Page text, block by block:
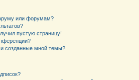
или форумам?
пустую страницу!
созданные мной темы?